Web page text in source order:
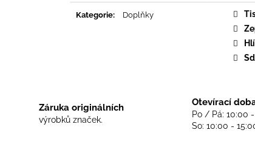
Kategorie: Doplňky
Záruka originálních
výrobků značek.
Otevírací
Po / Pá: 10:00
So: 10:00 -
TRIKO SKINHEADS NEVER DIE - BLACK